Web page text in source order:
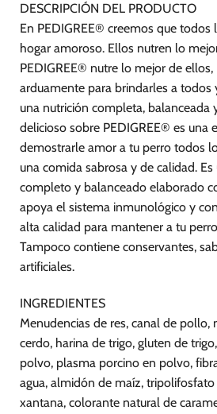
DESCRIPCIÓN DEL PRODUCTO
En PEDIGREE® creemos que todos
hogar amoroso. Ellos nutren lo
PEDIGREE® nutre lo mejor de
arduamente para brindarles a todos
una nutrición completa, balanceada
delicioso sobre PEDIGREE® es una
demostrarle amor a tu perro todos
una comida sabrosa y de calidad.
completo y balanceado elaborado
apoya el sistema inmunológico y
alta calidad para mantener a tu
Tampoco contiene conservantes,
artificiales.
INGREDIENTES
Menudencias de res, canal de pollo,
cerdo, harina de trigo, gluten de
polvo, plasma porcino en polvo,
agua, almidón de maíz,
xantana, colorante natural de